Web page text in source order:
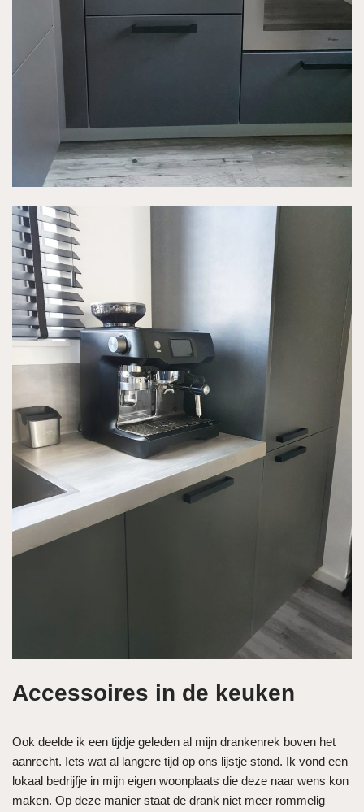
Accessoires in de keuken
Ook deelde ik een tijdje geleden al mijn drankenrek boven het
aanrecht. Iets wat al langere tijd op ons lijstje stond. Ik vond een
lokaal bedrijfje in mijn eigen woonplaats die deze naar wens kon
maken. Op deze manier staat de drank niet meer rommelig